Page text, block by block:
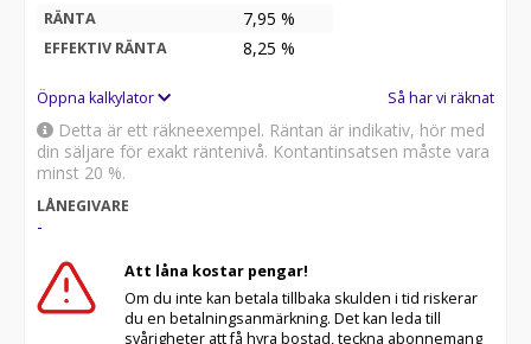
RÄNTA 7,95 %
EFFEKTIV RÄNTA 8,25 %
Öppna kalkylator Så har vi räknat
Detta är ett räkneexempel. Räntan är indikativ, hör med
din säljare för exakt räntenivå. Kontantinsatsen måste vara
minst 20 %.
LÅNEGIVARE
-
Att låna kostar pengar!
Om du inte kan betala tillbaka skulden i tid riskerar
du en betalningsanmärkning. Det kan leda till
svårigheter att få hyra bostad, teckna abonnemang